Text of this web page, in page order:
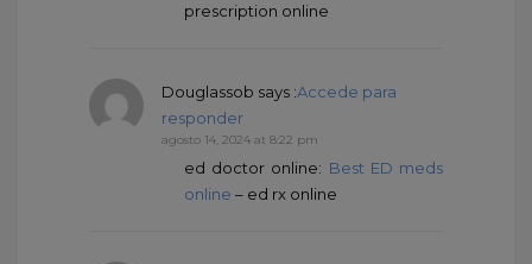
prescription online
Douglassob says :Accede para
responder
agosto 14, 2024 at 8:22 pm
ed doctor online: Best ED meds
online – ed rx online